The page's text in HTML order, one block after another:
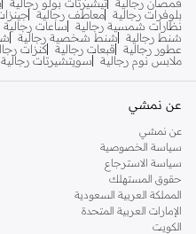
بلوفرات رجالية معاطف رجالية
نظارات شمسية رجالية
ساعات رجالية
شنط رجالية
شنط شخصية رجالية
عطور رجالية
قبعات رجالية كنزات
ملابس نوم رجالية
سويتشيرتات رجالية
عن نمشي
عن نمشي
سياسة الخصوصية
سياسة الاسترجاع
حقوق المستهلك
المملكة العربية السعودية
الإمارات العربية المتحدة
الكويت